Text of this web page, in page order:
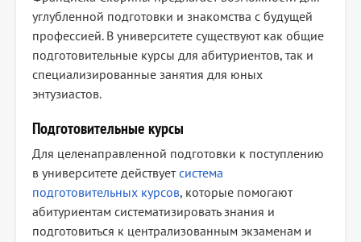
углубленной подготовки и знакомства с будущей
профессией. В университете существуют как общие
подготовительные курсы для абитуриентов, так и
специализированные занятия для юных
энтузиастов.
Подготовительные курсы
Для целенаправленной подготовки к поступлению
в университете действуетсистема
подготовительных курсов, которые помогают
абитуриентам систематизировать знания и
подготовиться к централизованным экзаменам и